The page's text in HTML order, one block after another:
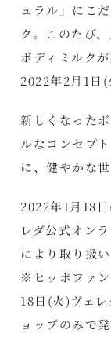
ュラル」にこ
ク。このたび
ボディミルク
2022年2月1日(
新しくなった
ルなコンセプ
に、健やかな
2022年1月18
レダ公式オン
により取り扱
※ヒッポファン
18日(火)ヴェ
ョップのみで